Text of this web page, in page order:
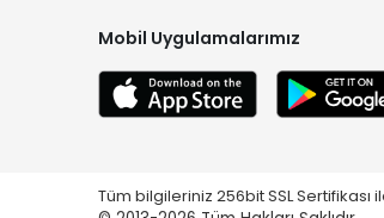
Mobil Uygulamalarımız
Tüm bilgileriniz 256bit SSL Sertifikası